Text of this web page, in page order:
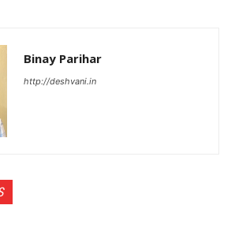
Binay Parihar
http://deshvani.in